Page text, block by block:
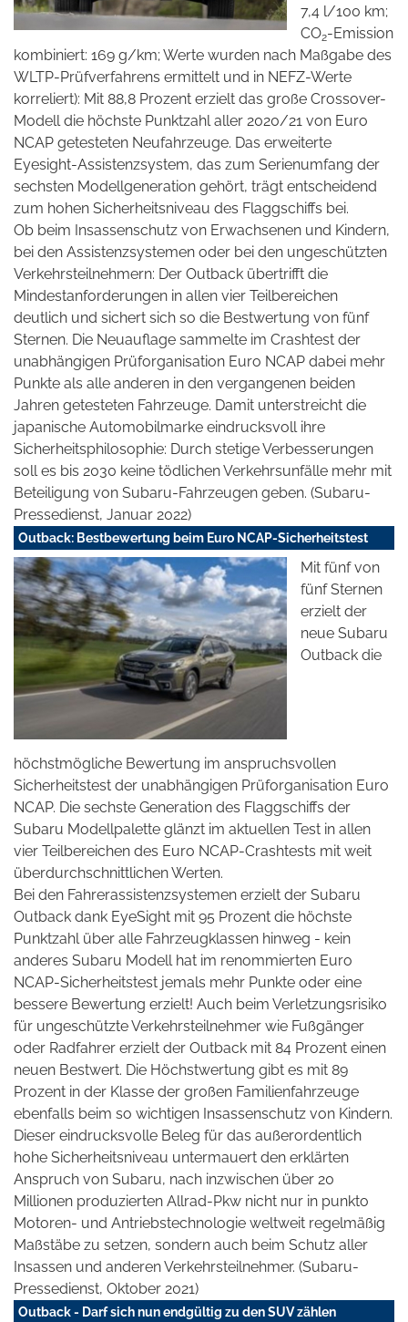
7,4 l/100 km;
CO2-Emission
kombiniert: 169 g/km; Werte wurden nach Maßgabe des
WLTP-Prüfverfahrens ermittelt und in NEFZ-Werte
korreliert): Mit 88,8 Prozent erzielt das große Crossover-
Modell die höchste Punktzahl aller 2020/21 von Euro
NCAP getesteten Neufahrzeuge. Das erweiterte
Eyesight-Assistenzsystem, das zum Serienumfang der
sechsten Modellgeneration gehört, trägt entscheidend
zum hohen Sicherheitsniveau des Flaggschiffs bei.
Ob beim Insassenschutz von Erwachsenen und Kindern,
bei den Assistenzsystemen oder bei den ungeschützten
Verkehrsteilnehmern: Der Outback übertrifft die
Mindestanforderungen in allen vier Teilbereichen
deutlich und sichert sich so die Bestwertung von fünf
Sternen. Die Neuauflage sammelte im Crashtest der
unabhängigen Prüforganisation Euro NCAP dabei mehr
Punkte als alle anderen in den vergangenen beiden
Jahren getesteten Fahrzeuge. Damit unterstreicht die
japanische Automobilmarke eindrucksvoll ihre
Sicherheitsphilosophie: Durch stetige Verbesserungen
soll es bis 2030 keine tödlichen Verkehrsunfälle mehr mit
Beteiligung von Subaru-Fahrzeugen geben. (Subaru-
Pressedienst, Januar 2022)
Outback: Bestbewertung beim Euro NCAP-Sicherheitstest
Mit fünf von
fünf Sternen
erzielt der
neue Subaru
Outback die
höchstmögliche Bewertung im anspruchsvollen
Sicherheitstest der unabhängigen Prüforganisation Euro
NCAP. Die sechste Generation des Flaggschiffs der
Subaru Modellpalette glänzt im aktuellen Test in allen
vier Teilbereichen des Euro NCAP-Crashtests mit weit
überdurchschnittlichen Werten.
Bei den Fahrerassistenzsystemen erzielt der Subaru
Outback dank EyeSight mit 95 Prozent die höchste
Punktzahl über alle Fahrzeugklassen hinweg - kein
anderes Subaru Modell hat im renommierten Euro
NCAP-Sicherheitstest jemals mehr Punkte oder eine
bessere Bewertung erzielt! Auch beim Verletzungsrisiko
für ungeschützte Verkehrsteilnehmer wie Fußgänger
oder Radfahrer erzielt der Outback mit 84 Prozent einen
neuen Bestwert. Die Höchstwertung gibt es mit 89
Prozent in der Klasse der großen Familienfahrzeuge
ebenfalls beim so wichtigen Insassenschutz von Kindern.
Dieser eindrucksvolle Beleg für das außerordentlich
hohe Sicherheitsniveau untermauert den erklärten
Anspruch von Subaru, nach inzwischen über 20
Millionen produzierten Allrad-Pkw nicht nur in punkto
Motoren- und Antriebstechnologie weltweit regelmäßig
Maßstäbe zu setzen, sondern auch beim Schutz aller
Insassen und anderen Verkehrsteilnehmer. (Subaru-
Pressedienst, Oktober 2021)
Outback - Darf sich nun endgültig zu den SUV zählen